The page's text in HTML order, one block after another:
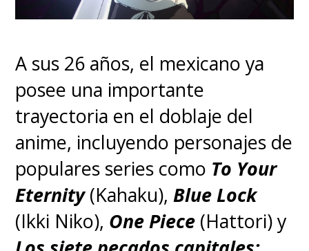
A sus 26 años, el mexicano ya
posee una importante
trayectoria en el doblaje del
anime, incluyendo personajes de
populares series como To Your
Eternity(Kahaku),Blue Lock
(Ikki Niko), One Piece (Hattori) y